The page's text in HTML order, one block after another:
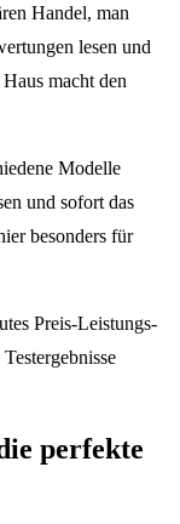
Handel, man
lesen und
macht den
Modelle
und sofort das
besonders für
Preis-Leistungs-
perfekte